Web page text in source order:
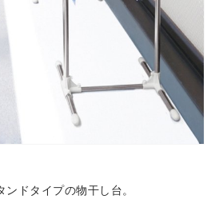
ドタイプの物干し台。